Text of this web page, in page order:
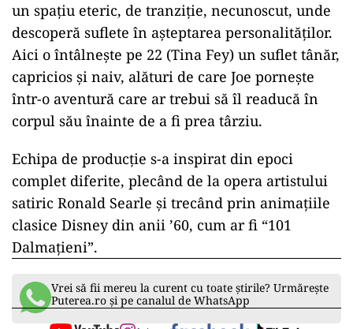
un spațiu eteric, de tranziție, necunoscut, unde
descoperă suflete în așteptarea personalităților.
Aici o întâlnește pe 22 (Tina Fey) un suflet tânăr,
capricios și naiv, alături de care Joe pornește
într-o aventură care ar trebui să îl readucă în
corpul său înainte de a fi prea târziu.
Echipa de producție s-a inspirat din epoci
complet diferite, plecând de la opera artistului
satiric Ronald Searle și trecând prin animațiile
clasice Disney din anii ’60, cum ar fi “101
Dalmațieni”.
Vrei să fii mereu la curent cu toate știrile? Urmărește
Puterea.ro și pe canalul de WhatsApp